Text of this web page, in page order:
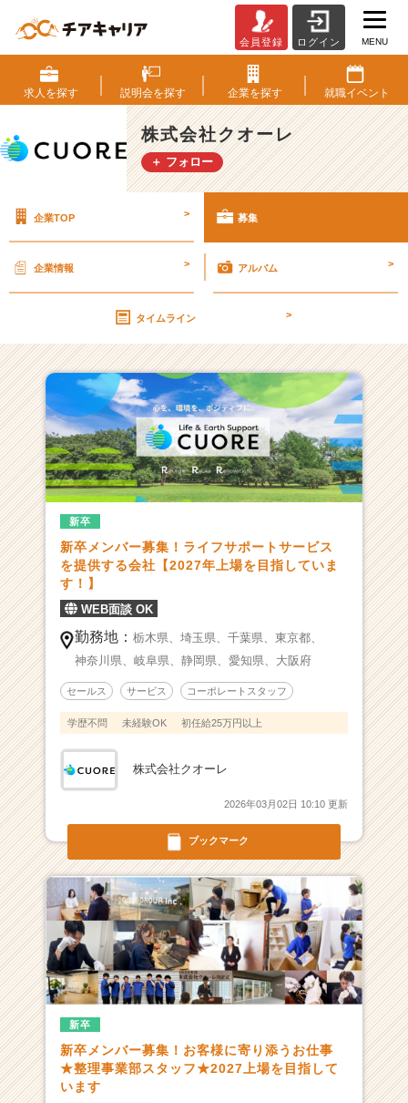
式
会
社
ク
オ
ー
用/
一
覧
界
N
o.
1！
上
場
準
整
理
業
リ
ユ
ー
ス
事
業
業
を
与
え
る
ベ
ン
チ
ャ
企
業！
会員登録 ログイン MENU
求人を探す 説明会を探す 企業を探す 就職イベント
株式会社クオーレ
＋ フォロー
企業TOP > 募集
企業情報 > アルバム >
タイムライン >
ブックマーク
新卒
新卒メンバー募集！ライフサポートサービス
を提供する会社【2027年上場を目指していま
す！】
WEB面談 OK
勤務地： 栃木県、 埼玉県、 千葉県、 東京都、
神奈川県、 岐阜県、 静岡県、 愛知県、 大阪府
セールス サービス コーポレートスタッフ
学歴不問 未経験OK 初任給25万円以上
株式会社クオーレ
2026年03月02日 10:10 更新
新卒
新卒メンバー募集！お客様に寄り添うお仕事
★整理事業部スタッフ★2027上場を目指して
います